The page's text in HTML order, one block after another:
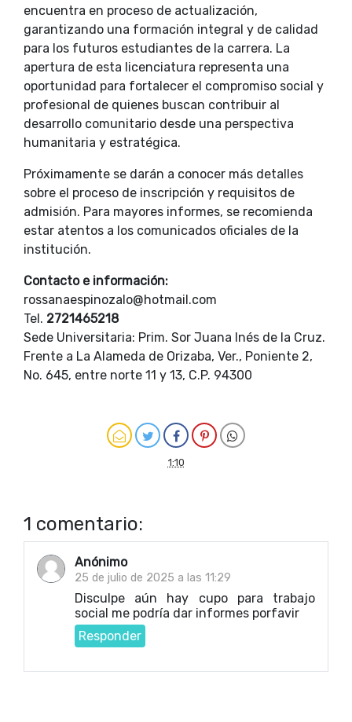
encuentra en proceso de actualización,
garantizando una formación integral y de calidad
para los futuros estudiantes de la carrera. La
apertura de esta licenciatura representa una
oportunidad para fortalecer el compromiso social y
profesional de quienes buscan contribuir al
desarrollo comunitario desde una perspectiva
humanitaria y estratégica.
Próximamente se darán a conocer más detalles
sobre el proceso de inscripción y requisitos de
admisión. Para mayores informes, se recomienda
estar atentos a los comunicados oficiales de la
institución.
Contacto e información:
rossanaespinozalo@hotmail.com
Tel. 2721465218
Sede Universitaria: Prim. Sor Juana Inés de la Cruz.
Frente a La Alameda de Orizaba, Ver., Poniente 2,
No. 645, entre norte 11 y 13, C.P. 94300
1:10
1 comentario:
Anónimo
25 de julio de 2025 a las 11:29
Disculpe aún hay cupo para trabajo
social me podría dar informes porfavir
Responder